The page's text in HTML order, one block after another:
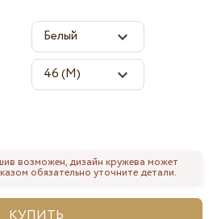
возможен, дизайн кружева может
обязательно уточните детали.